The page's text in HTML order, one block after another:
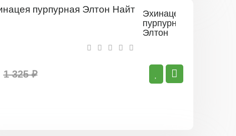
Эхинацея
пурпурная
Элтон
1 325 ₽